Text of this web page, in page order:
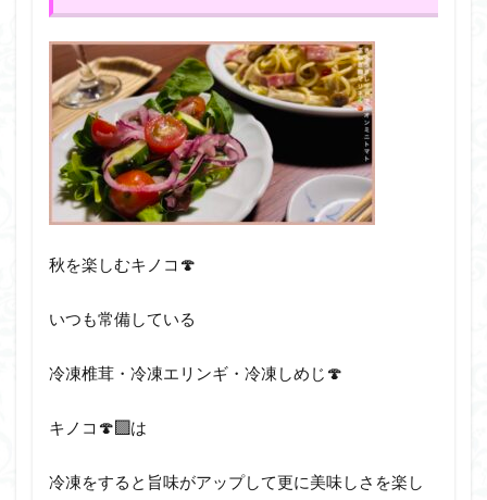
秋を楽しむキノコ🍄
いつも常備している
冷凍椎茸・冷凍エリンギ・冷凍しめじ🍄
キノコ🍄‍🟫は
冷凍をすると旨味がアップして更に美味しさを楽し